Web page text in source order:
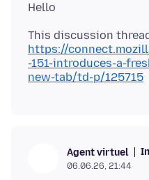
https://
-151-introduces-a-
new-tab/td-p/125715
Agent virtuel
06.06.26, 21:44